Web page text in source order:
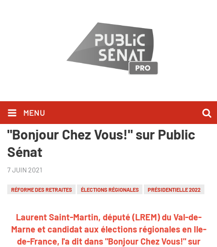
MENU
Laurent Saint-Martin l'a dit dans
"Bonjour Chez Vous!" sur Public
Sénat
7 JUIN 2021
RÉFORME DES RETRAITES ÉLECTIONS RÉGIONALES PRÉSIDENTIELLE 2022
Laurent Saint-Martin, député (LREM) du Val-de-
Marne et candidat aux élections régionales en Ile-
de-France, l'a dit dans "Bonjour Chez Vous!" sur